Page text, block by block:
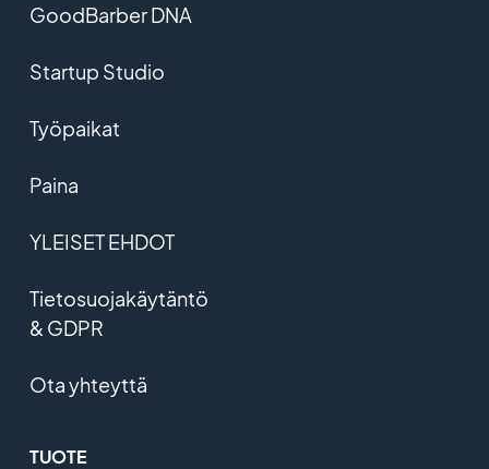
GoodBarber DNA
Startup Studio
Työpaikat
Paina
YLEISET EHDOT
Tietosuojakäytäntö
& GDPR
Ota yhteyttä
TUOTE